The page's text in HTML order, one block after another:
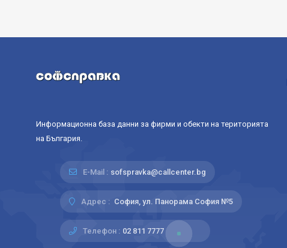
Информационна база данни за фирми и обекти на територията
на България.
E-Mail : sofspravka@callcenter.bg
Адрес : София, ул. Панорама София №5
Телефон : 02 811 7777